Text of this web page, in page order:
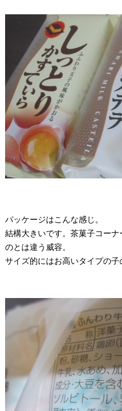
パッケージはこんな感じ。
結構大きいです。茶菓子コー
のとは違う威容。
サイズ的にはお高いタイプの子